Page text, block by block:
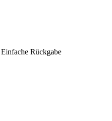
Einfache Rückgabe